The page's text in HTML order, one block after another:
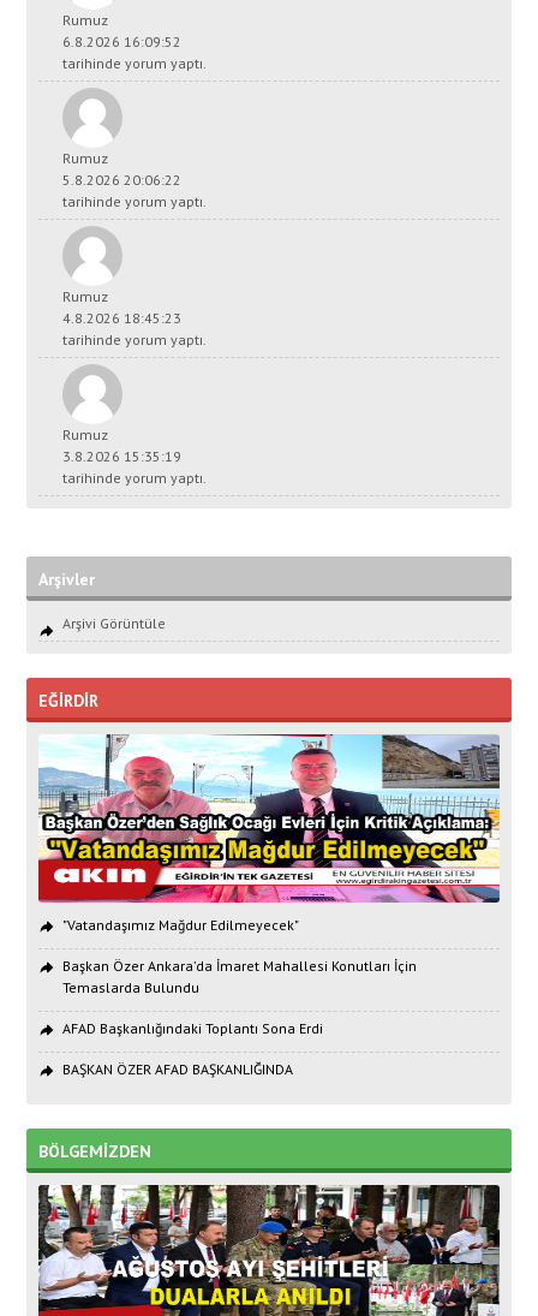
Rumuz
6.8.2026 16:09:52
tarihinde yorum yaptı.
Rumuz
5.8.2026 20:06:22
tarihinde yorum yaptı.
Rumuz
4.8.2026 18:45:23
tarihinde yorum yaptı.
Rumuz
3.8.2026 15:35:19
tarihinde yorum yaptı.
Arşivler
Arşivi Görüntüle
EĞİRDİR
"Vatandaşımız Mağdur Edilmeyecek"
Başkan Özer Ankara’da İmaret Mahallesi Konutları İçin
Temaslarda Bulundu
AFAD Başkanlığındaki Toplantı Sona Erdi
BAŞKAN ÖZER AFAD BAŞKANLIĞINDA
BÖLGEMİZDEN